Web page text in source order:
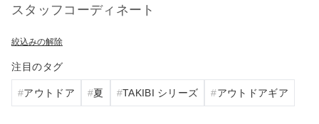
スタッフコーディネート
絞込みの解除
注目のタグ
アウトドア 夏 TAKIBI シリーズ アウトドアギア